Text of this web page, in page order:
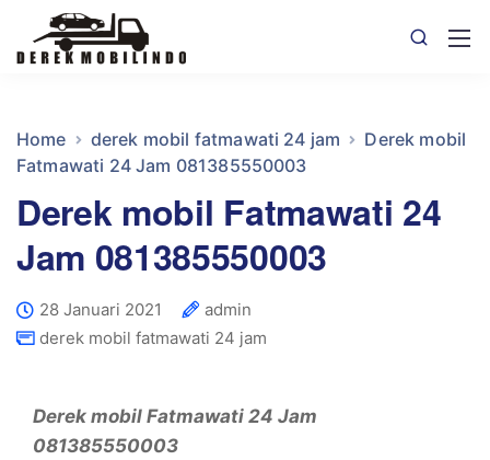
Home derek mobil fatmawati 24 jam
Derek mobil
Fatmawati 24 Jam 081385550003
Derek mobil Fatmawati 24
Jam 081385550003
28 Januari 2021
admin
derek mobil fatmawati 24 jam
Derek mobil Fatmawati 24 Jam
081385550003